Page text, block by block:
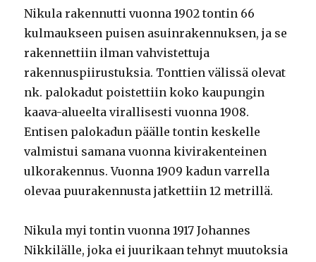
Nikula rakennutti vuonna 1902 tontin 66
kulmaukseen puisen asuinrakennuksen, ja se
rakennettiin ilman vahvistettuja
rakennuspiirustuksia. Tonttien välissä olevat
nk. palokadut poistettiin koko kaupungin
kaava-alueelta virallisesti vuonna 1908.
Entisen palokadun päälle tontin keskelle
valmistui samana vuonna kivirakenteinen
ulkorakennus. Vuonna 1909 kadun varrella
olevaa puurakennusta jatkettiin 12 metrillä.
Nikula myi tontin vuonna 1917 Johannes
Nikkilälle, joka ei juurikaan tehnyt muutoksia